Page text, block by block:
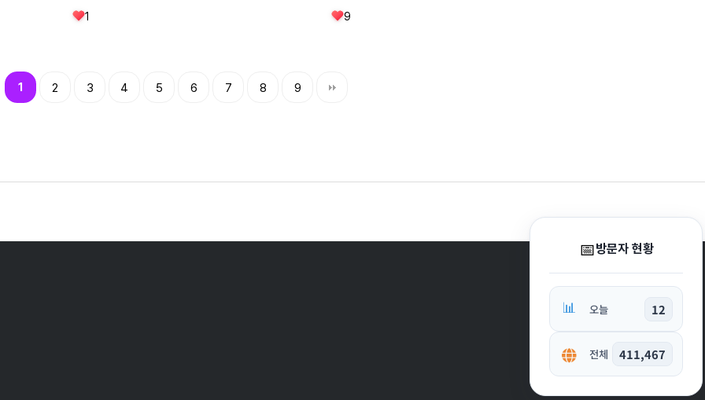
1 9
1 2 3 4 5 6 7 8 9
📅방문자 현황
📊 오늘 12
전체 411,467